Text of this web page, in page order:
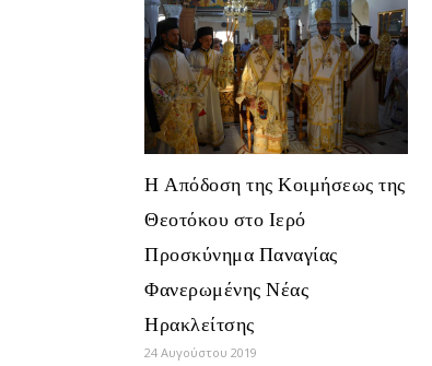
Η Απόδοση της Κοιμήσεως της
Θεοτόκου στο Ιερό
Προσκύνημα Παναγίας
Φανερωμένης Νέας
Ηρακλείτσης
24 Αυγούστου 2019